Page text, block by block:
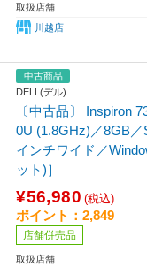
取扱店舗
川越店
中古商品
DELL(デル)
〔中古品〕 Inspiron
0U (1.8GHz)／8GB
インチワイド／
ット)］
¥56,980 (税込)
ポイント：2,849
店舗併売品
取扱店舗